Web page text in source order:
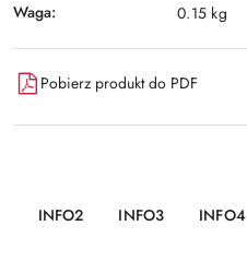
Waga: 0.15 kg
Pobierz produkt do PDF
INFO2 INFO3 INFO4